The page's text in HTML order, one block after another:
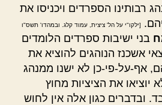
רבותינו הספרדים ויכניסו את
[ילקו"י על הל' ציצית, עמוד קלג. ובמהדו' תשס"ו
בני ישיבות ספרדים הלומדים
אשכנז הנוהגים להוציא את
אף-על-פי-כן לא ישנו ממנהג
יוציאו את הציציות מחוץ
ובדברים כגון אלה אין לחוש